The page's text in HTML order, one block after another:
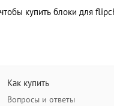
чтобы купить блоки для
Как купить
Вопросы и ответы